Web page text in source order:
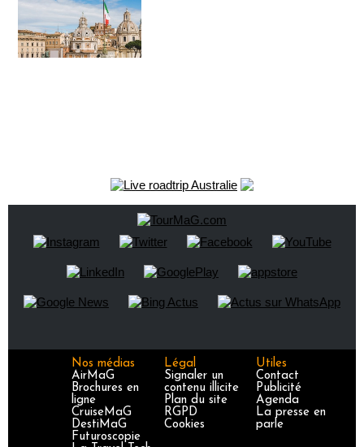
Nos médias
AirMaG
Brochures en
ligne
CruiseMaG
DestiMaG
Futuroscopie
Légal
Signaler un
contenu illicite
Plan du site
RGPD
Cookies
Utiles
Contact
Publicité
Agenda
La presse en
parle